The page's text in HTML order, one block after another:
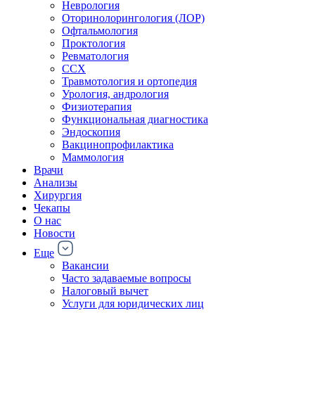
Неврология
Оторинолорингология (ЛОР)
Офтальмология
Проктология
Ревматология
ССХ
Травмотология и ортопедия
Урология, андрология
Физиотерапия
Функциональная диагностика
Эндоскопия
Вакцинопрофилактика
Маммология
Врачи
Анализы
Хирургия
Чекапы
О нас
Новости
Еще
Вакансии
Часто задаваемые вопросы
Налоговый вычет
Услуги для юридических лиц